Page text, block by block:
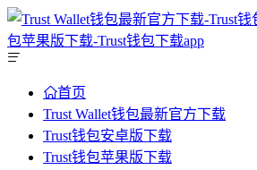
首页
Trust Wallet钱包最新官方下载
Trust钱包安卓版下载
Trust钱包苹果版下载